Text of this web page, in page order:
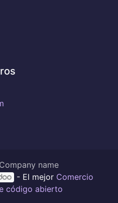
name
- El mejor Comercio
código abierto